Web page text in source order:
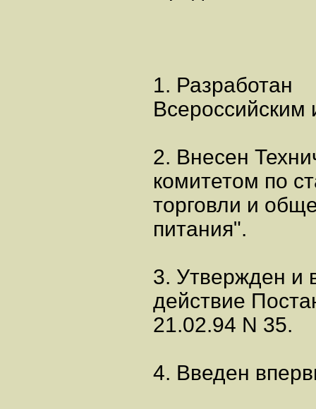
1. Разработан
Всероссийским
2. Внесен
комитетом по
торговли и
питания".
3. Утвержден и
действие
21.02.94 N 35.
4. Введен